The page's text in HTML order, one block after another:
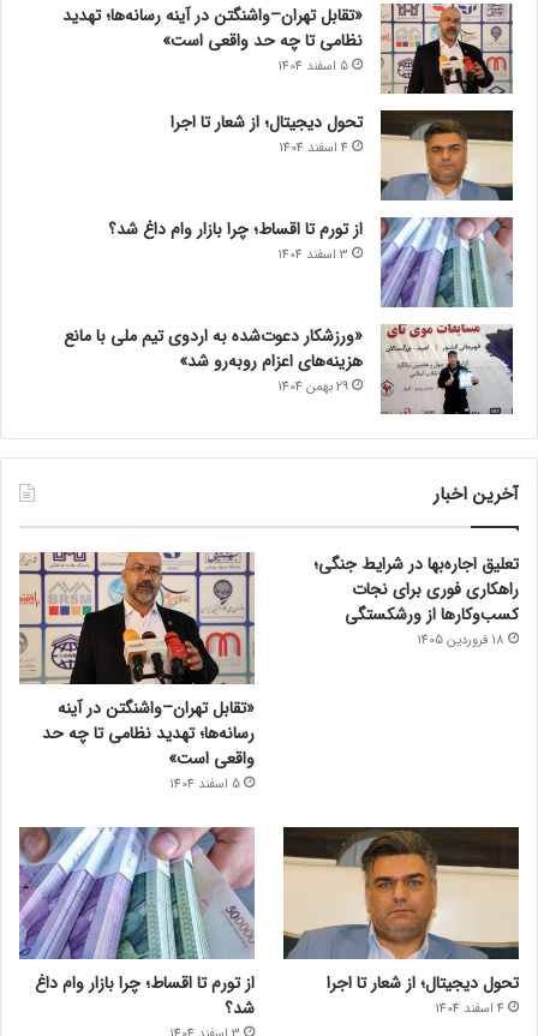
«تقابل تهران–واشنگتن در آینه رسانه‌ها؛ تهدید
نظامی تا چه حد واقعی است»
5 اسفند 1404
تحول دیجیتال؛ از شعار تا اجرا
4 اسفند 1404
از تورم تا اقساط؛ چرا بازار وام داغ شد؟
3 اسفند 1404
«ورزشکار دعوت‌شده به اردوی تیم ملی با مانع
هزینه‌های اعزام روبه‌رو شد»
29 بهمن 1404
آخرین اخبار
تعلیق اجاره‌بها در شرایط جنگی؛
راهکاری فوری برای نجات
کسب‌وکارها از ورشکستگی
18 فروردین 1405
«تقابل تهران–واشنگتن در آینه
رسانه‌ها؛ تهدید نظامی تا چه حد
واقعی است»
5 اسفند 1404
تحول دیجیتال؛ از شعار تا اجرا
4 اسفند 1404
از تورم تا اقساط؛ چرا بازار وام داغ
شد؟